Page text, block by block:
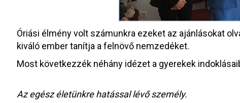
Óriási élmény volt számunkra ezeket az ajánlásokat
kiváló ember tanítja a felnövő nemzedéket.
Most következzék néhány idézet a gyerekek
Az egész életünkre hatással lévő személy.